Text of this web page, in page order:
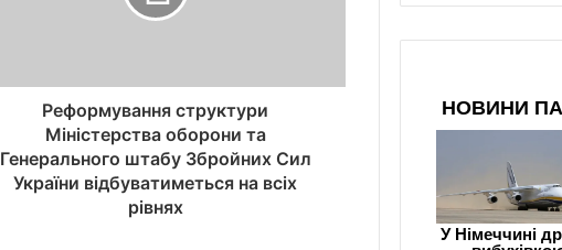
Реформування структури
Міністерства оборони та
Генерального штабу Збройних Сил
України відбуватиметься на всіх
рівнях